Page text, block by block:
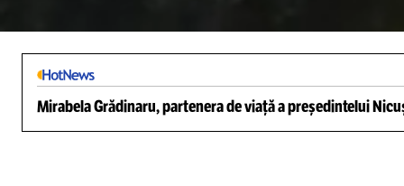
Mirabela Grădinaru, partenera de viață a președintelui